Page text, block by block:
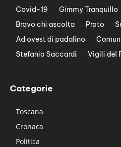
Covid-19
Gimmy Tranquillo
Bravo chi ascolta
Prato
Ad ovest di padalino
Stefania Saccardi
Vigili del
Categorie
Toscana
Cronaca
Politica